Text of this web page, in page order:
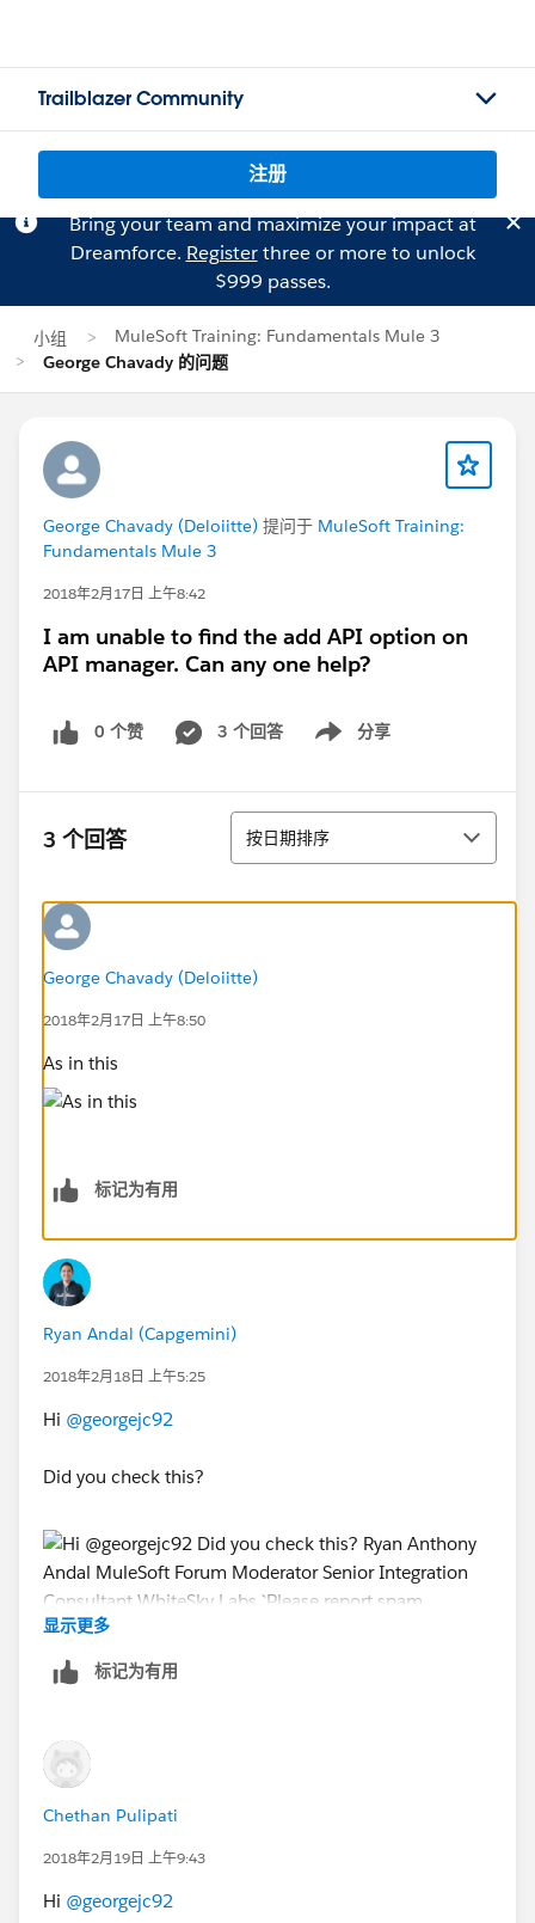
Trailblazer Community
注册
Bring your team and maximize your impact at
Dreamforce. Registerthree or more to unlock
$999 passes.
小组
MuleSoft Training: Fundamentals Mule 3
George Chavady 的问题
George Chavady (Deloiitte) 提问于 MuleSoft Training:
Fundamentals Mule 3
2018年2月17日 上午8:42
I am unable to find the add API option on
API manager. Can any one help?
0 个赞 3 个回答 分享
Show menu
3 个回答 排序
按日期排序
George Chavady (Deloiitte)
2018年2月17日 上午8:50
As in this
标记为有用
Ryan Andal (Capgemini)
2018年2月18日 上午5:25
Hi @georgejc92
Did you check this?
MuleSoft Forum Moderator
Senior Integration Consultant
WhiteSky Labs
显示更多
标记为有用
Chethan Pulipati
2018年2月19日 上午9:43
Hi @georgejc92